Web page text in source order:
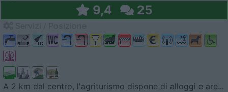
9,4 25
A 2 km dal centro, l'agriturismo dispone di alloggi e are...